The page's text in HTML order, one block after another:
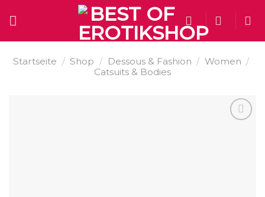
Startseite / Shop / Dessous & Fashion / Women /
Catsuits & Bodies